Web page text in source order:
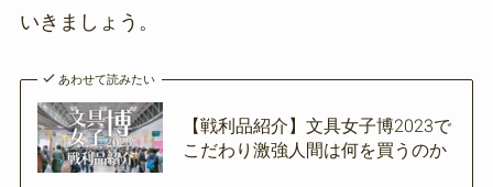
いきましょう。
あわせて読みたい
【戦利品紹介】文具女子博2023で
こだわり激強人間は何を買うのか